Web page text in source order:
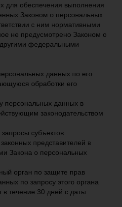
для обеспечения выполнения
Законом о персональных
с ним нормативными
не предусмотрено Законом о
федеральными
данных по его
обработки его
персональных данных в
законодательством
субъектов
представителей в
Закона о персональных
орган по защите прав
по запросу этого органа
течение 30 дней с даты